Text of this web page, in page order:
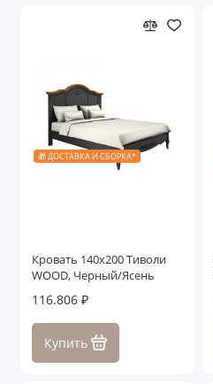
🎁 ДОСТАВКА И СБОРКА*
Кровать 140x200 Тиволи
WOOD, Черный/Ясень
116.806 ₽
Купить